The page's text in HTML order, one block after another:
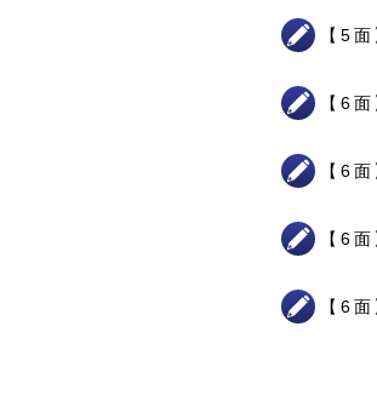
【5
【6面
【6
【6面
【6面